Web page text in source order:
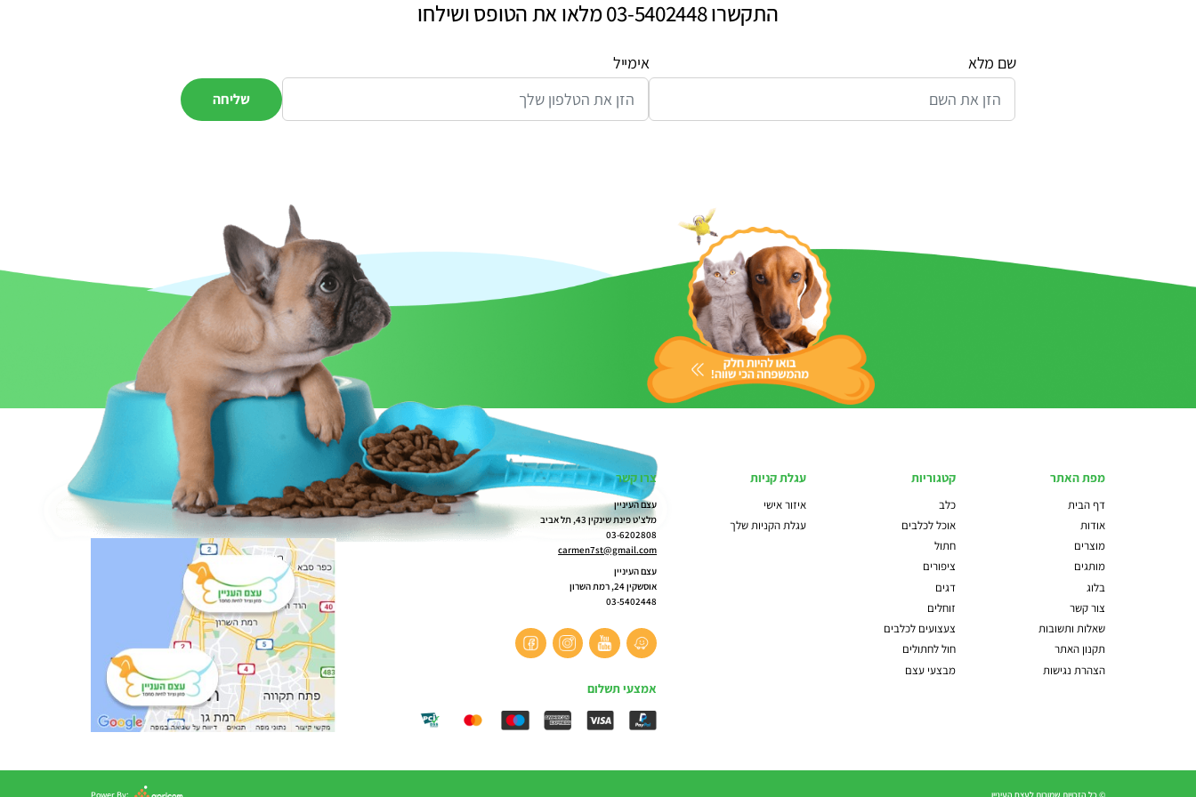
התקשרו 03-5402448 מלאו את הטופס ושילחו
שם מלא אימייל
מפת האתר
דף הבית
אודות
מוצרים
מותגים
בלוג
צור קשר
שאלות ותשובות
תקנון האתר
הצהרת נגישות
קטגוריות
כלב
אוכל לכלבים
חתול
ציפורים
דגים
זוחלים
צעצועים לכלבים
חול לחתולים
מבצעי עצם
עגלת קניות
איזור אישי
עגלת הקניות שלך
צרו קשר
עצם העיניין
מלצ'ט פינת שינקין 43, תל אביב
03-6202808
carmen7st@gmail.com
עצם העיניין
אוסשקין 24, רמת השרון
03-5402448
אמצעי תשלום
© כל הזכויות שמורות לעצם העיניין Power By: